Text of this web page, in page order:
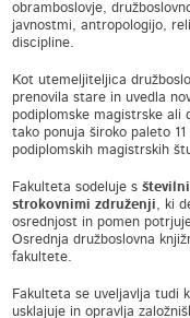
obramboslovje,
javnostmi, antropologijo,
discipline.
Kot utemeljiteljica
prenovila stare in uvedla
podiplomske magistrske ali
tako ponuja široko paleto
podiplomskih magistrskih
Fakulteta sodeluje s
strokovnimi združenji, ki
osrednjost in pomen
Osrednja družboslovna
fakultete.
Fakulteta se uveljavlja tudi
usklajuje in opravlja